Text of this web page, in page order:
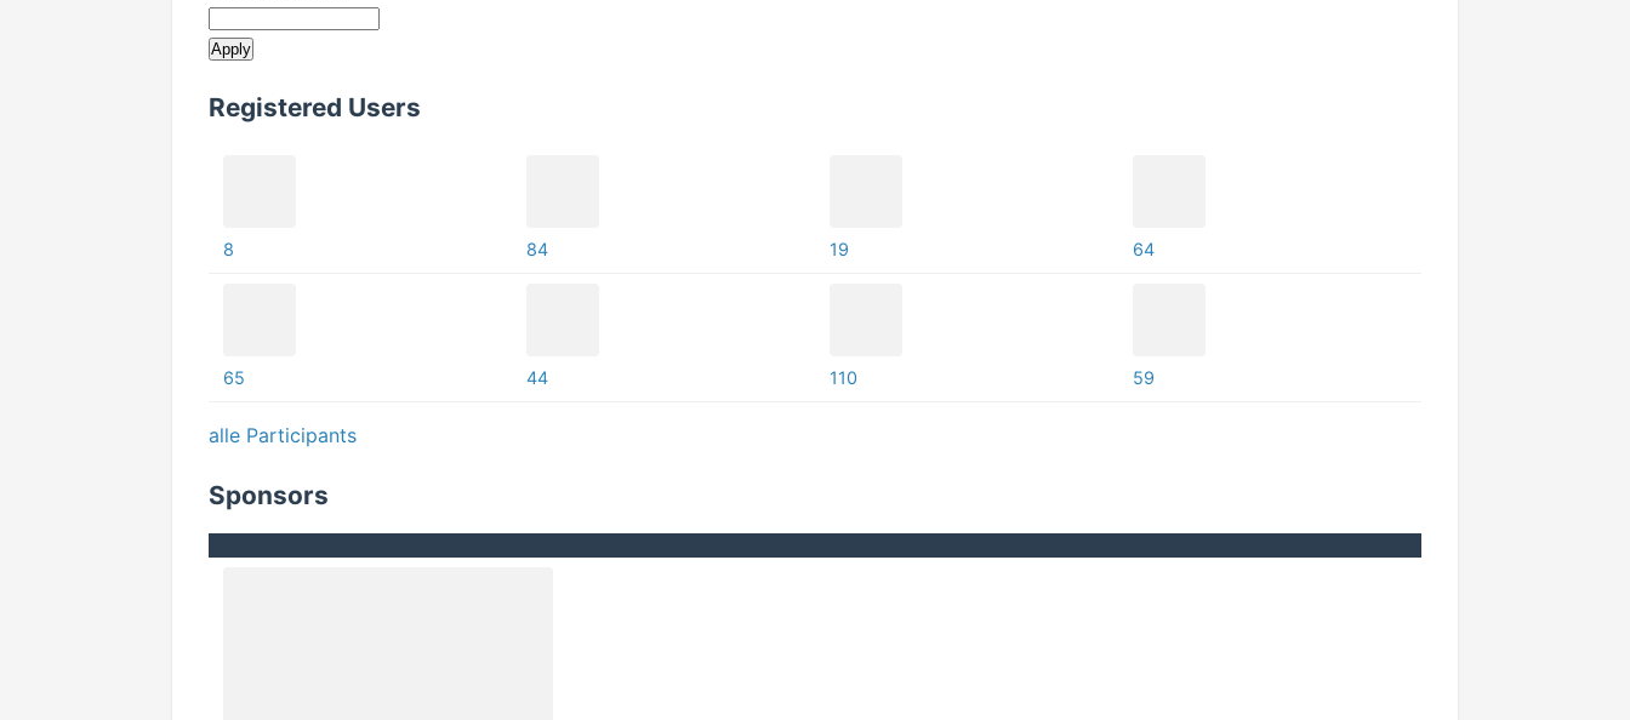
Registered Users
8 84 19 64
65 44 110 59
alle Participants
Sponsors